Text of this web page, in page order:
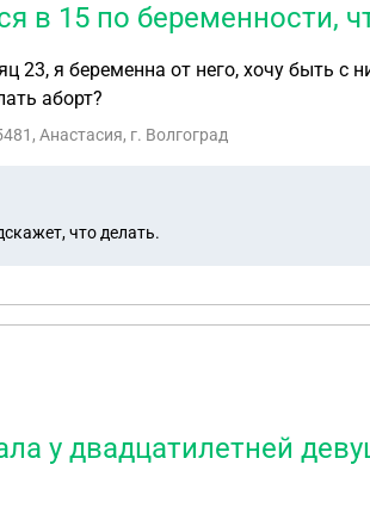
в 15 по беременности,
23, я беременна от него, хочу быть с
аборт?
Анастасия, г. Волгоград
что делать.
у двадцатилетней